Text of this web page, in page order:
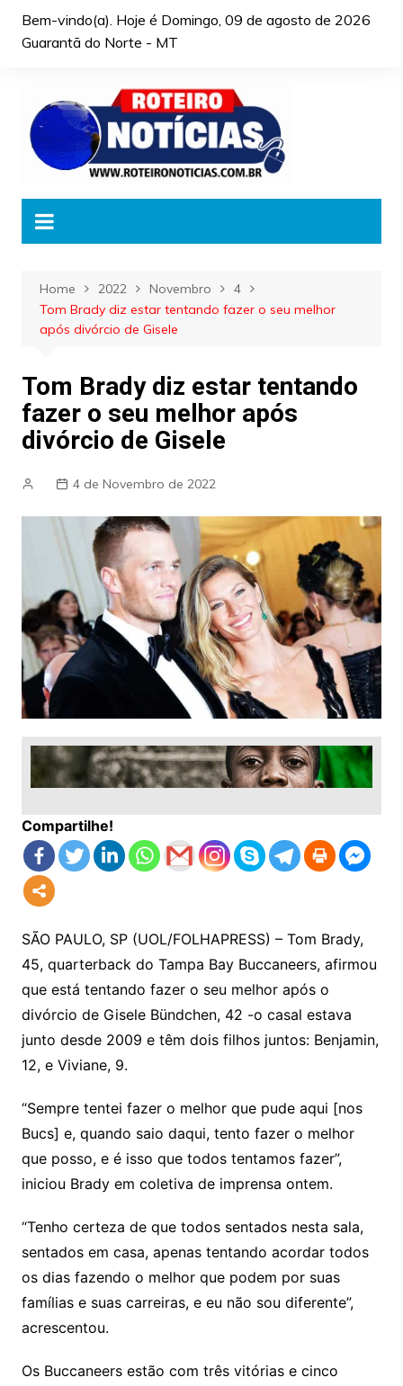
Bem-vindo(a). Hoje é Domingo, 09 de agosto de 2026
Guarantã do Norte - MT
Home 2022 Novembro
4
Tom Brady diz estar tentando fazer o seu melhor
após divórcio de Gisele
Tom Brady diz estar tentando
fazer o seu melhor após
divórcio de Gisele
4 de Novembro de 2022
Compartilhe!
SÃO PAULO, SP (UOL/FOLHAPRESS) – Tom Brady,
45, quarterback do Tampa Bay Buccaneers, afirmou
que está tentando fazer o seu melhor após o
divórcio de Gisele Bündchen, 42 -o casal estava
junto desde 2009 e têm dois filhos juntos: Benjamin,
12, e Viviane, 9.
“Sempre tentei fazer o melhor que pude aqui [nos
Bucs] e, quando saio daqui, tento fazer o melhor
que posso, e é isso que todos tentamos fazer”,
iniciou Brady em coletiva de imprensa ontem.
“Tenho certeza de que todos sentados nesta sala,
sentados em casa, apenas tentando acordar todos
os dias fazendo o melhor que podem por suas
famílias e suas carreiras, e eu não sou diferente”,
acrescentou.
Os Buccaneers estão com três vitórias e cinco